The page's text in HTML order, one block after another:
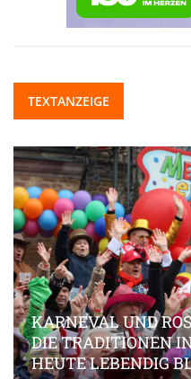
TEXTANZEIGE
KARNEVAL UND
DIE TRADITIONEN
HEUTE LEBENDIG